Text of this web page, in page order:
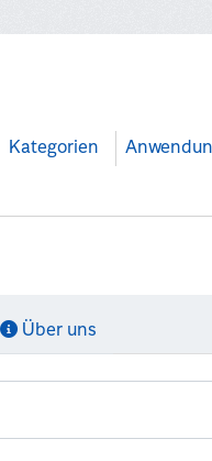
Kategorien
Über uns